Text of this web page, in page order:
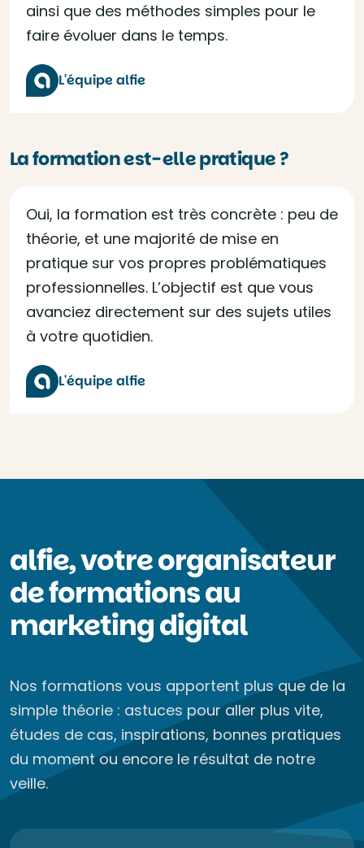
ainsi que des méthodes simples pour le
faire évoluer dans le temps.
L'équipe alfie
La formation est-elle pratique ?
Oui, la formation est très concrète : peu de
théorie, et une majorité de mise en
pratique sur vos propres problématiques
professionnelles. L’objectif est que vous
avanciez directement sur des sujets utiles
à votre quotidien.
L'équipe alfie
alfie, votre organisateur
de formations au
marketing digital
Nos formations vous apportent plus que de la
simple théorie : astuces pour aller plus vite,
études de cas, inspirations, bonnes pratiques
du moment ou encore le résultat de notre
veille.